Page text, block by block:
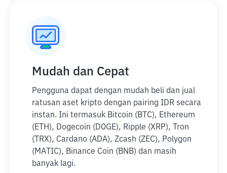
Mudah dan Cepat
Pengguna dapat dengan mudah beli dan jual
ratusan aset kripto dengan pairing IDR secara
instan. Ini termasuk Bitcoin (BTC), Ethereum
(ETH), Dogecoin (DOGE), Ripple (XRP), Tron
(TRX), Cardano (ADA), Zcash (ZEC), Polygon
(MATIC), Binance Coin (BNB) dan masih
banyak lagi.